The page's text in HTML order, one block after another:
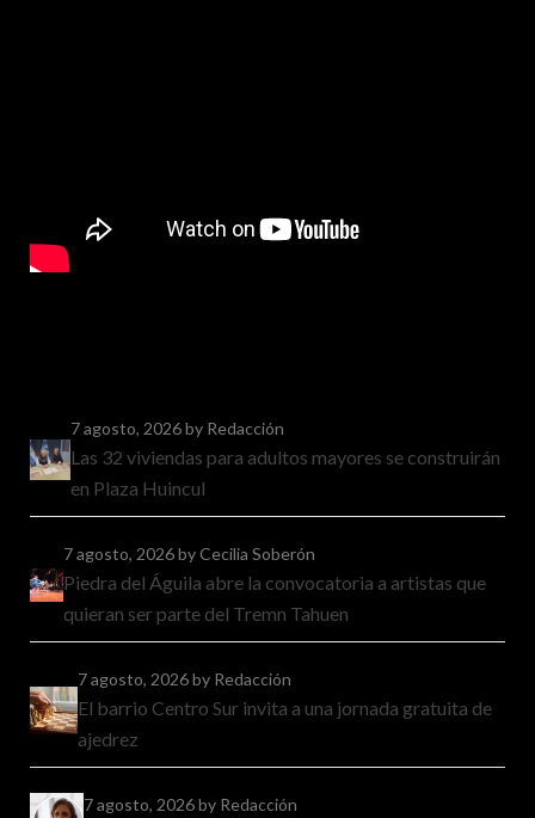
7 agosto, 2026by Redacción
Las 32 viviendas para adultos mayores se construirán
en Plaza Huincul
7 agosto, 2026by Cecilia Soberón
Piedra del Águila abre la convocatoria a artistas que
quieran ser parte del Tremn Tahuen
7 agosto, 2026by Redacción
El barrio Centro Sur invita a una jornada gratuita de
ajedrez
7 agosto, 2026by Redacción